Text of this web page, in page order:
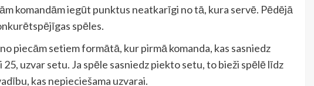
komandām iegūt punktus neatkarīgi no tā, kura servē. Pēdējā
spēles.
piecām setiem formātā, kur pirmā komanda, kas sasniedz
uzvar setu. Ja spēle sasniedz piekto setu, to bieži spēlē līdz
kas nepieciešama uzvarai.